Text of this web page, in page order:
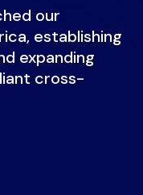
our
establishing
expanding
cross-